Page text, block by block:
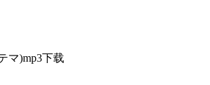
マ)mp3下载